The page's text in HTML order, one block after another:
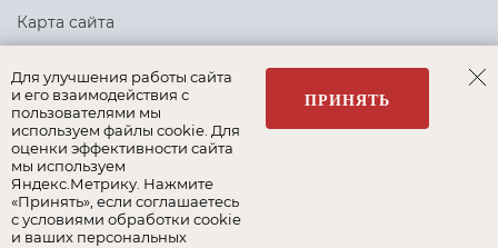
Карта сайта
Создание сайта,интернет-маркетинг
Наши бренды:
Для улучшения работы сайта
и его взаимодействия с
пользователями мы
используем файлы cookie. Для
оценки эффективности сайта
мы используем
Яндекс.Метрику. Нажмите
«Принять», если соглашаетесь
с условиями обработки cookie
и ваших персональных
ПРИНЯТЬ